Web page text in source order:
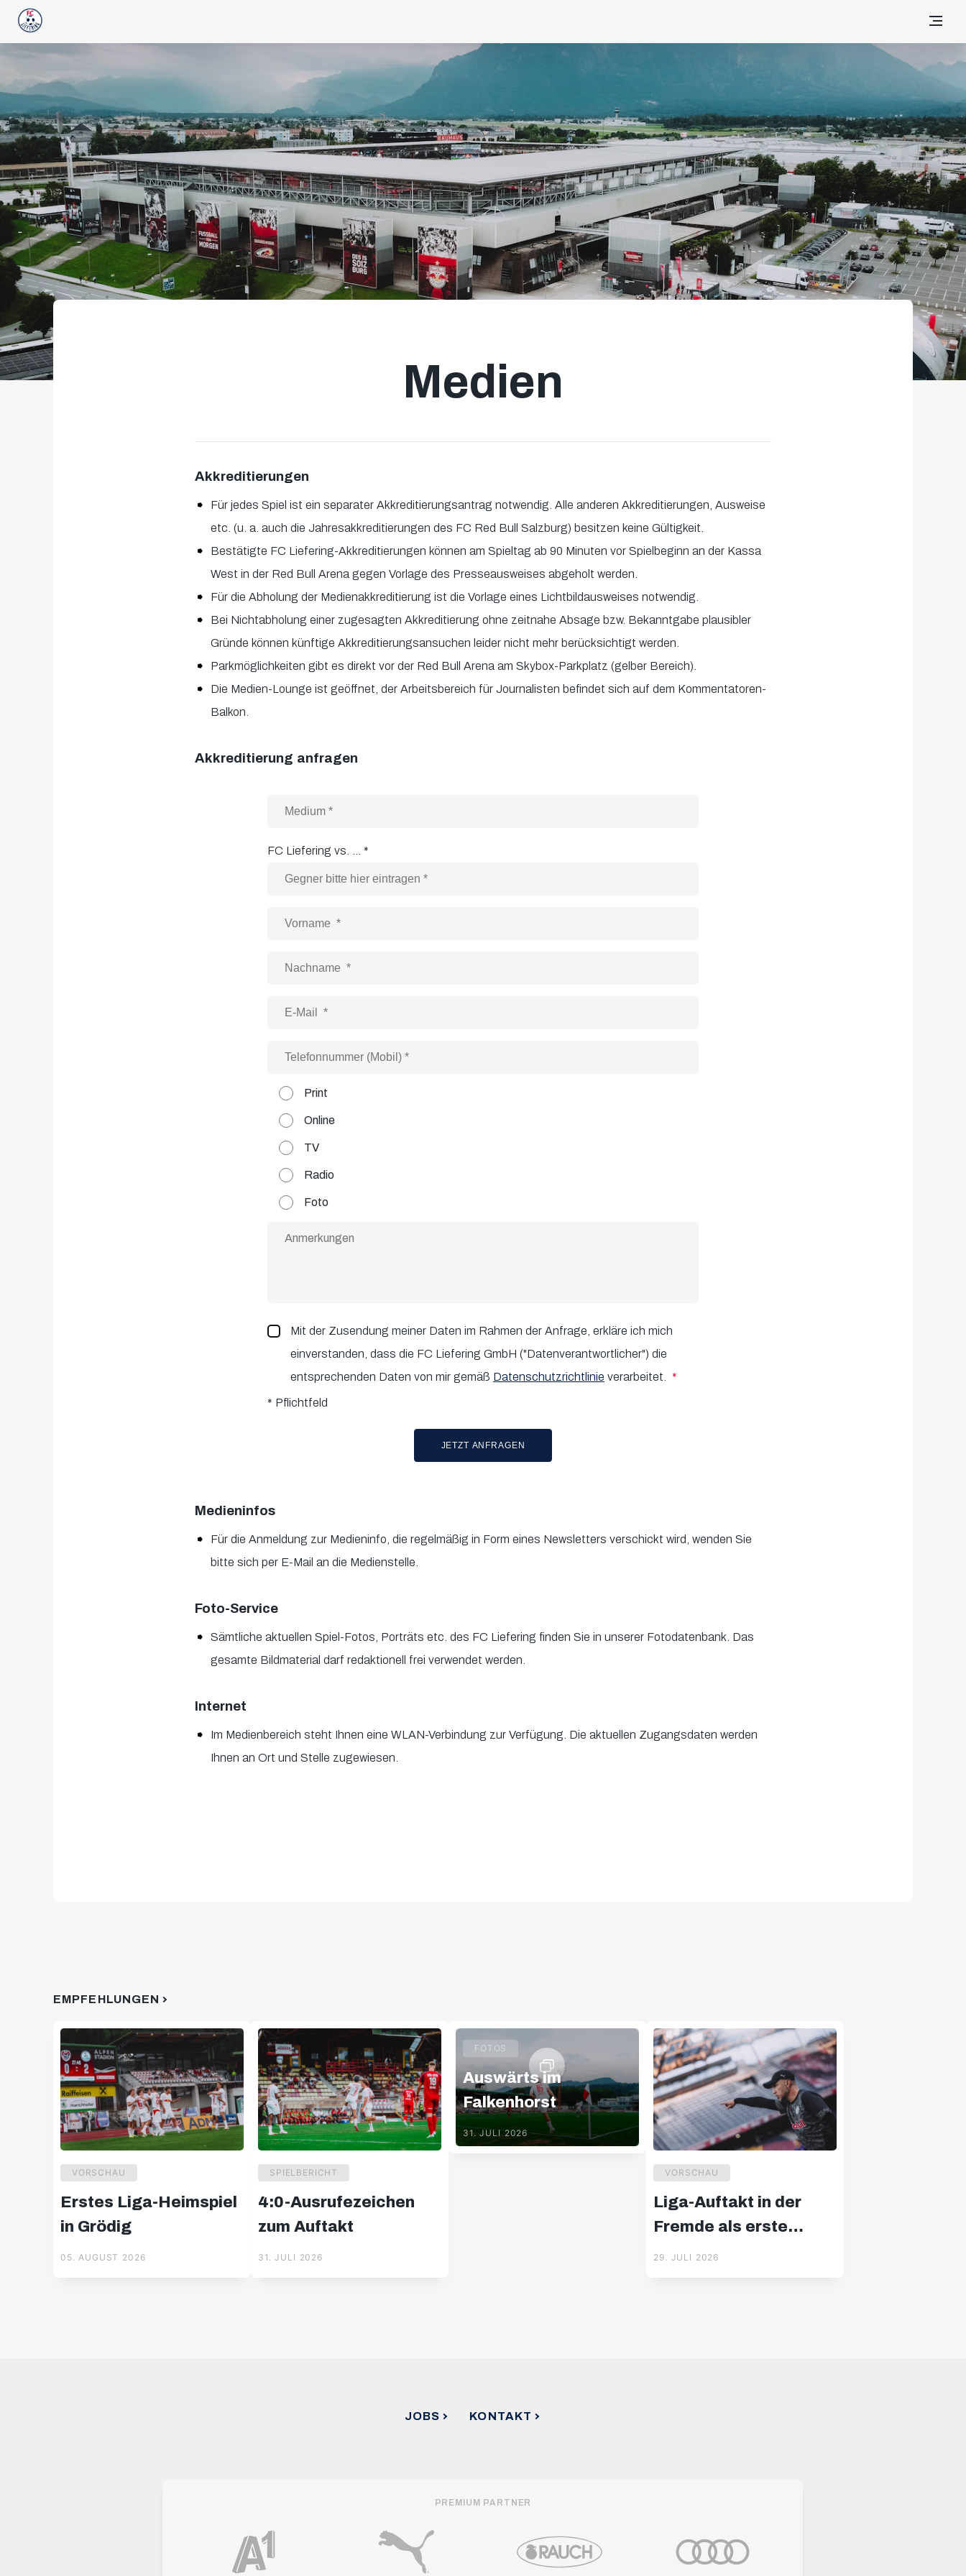
Medien
Akkreditierungen
Für jedes Spiel ist ein separater Akkreditierungsantrag notwendig. Alle anderen Akkreditierungen, Ausweise
etc. (u. a. auch die Jahresakkreditierungen des FC Red Bull Salzburg) besitzen keine Gültigkeit.
Bestätigte FC Liefering-Akkreditierungen können am Spieltag ab 90 Minuten vor Spielbeginn an der Kassa
West in der Red Bull Arena gegen Vorlage des Presseausweises abgeholt werden.
Für die Abholung der Medienakkreditierung ist die Vorlage eines Lichtbildausweises notwendig.
Bei Nichtabholung einer zugesagten Akkreditierung ohne zeitnahe Absage bzw. Bekanntgabe plausibler
Gründe können künftige Akkreditierungsansuchen leider nicht mehr berücksichtigt werden.
Parkmöglichkeiten gibt es direkt vor der Red Bull Arena am Skybox-Parkplatz (gelber Bereich).
Die Medien-Lounge ist geöffnet, der Arbeitsbereich für Journalisten befindet sich auf dem Kommentatoren-
Balkon.
Akkreditierung anfragen
FC Liefering vs. ... *
Print
Online
TV
Radio
Foto
Mit der Zusendung meiner Daten im Rahmen der Anfrage, erkläre ich mich
einverstanden, dass die FC Liefering GmbH ("Datenverantwortlicher") die
entsprechenden Daten von mir gemäß Datenschutzrichtlinie verarbeitet.
* Pflichtfeld
JETZT ANFRAGEN
Medieninfos
Für die Anmeldung zur Medieninfo, die regelmäßig in Form eines Newsletters verschickt wird, wenden Sie
bitte sich per E-Mail an die Medienstelle.
Foto-Service
Sämtliche aktuellen Spiel-Fotos, Porträts etc. des FC Liefering finden Sie in unserer Fotodatenbank. Das
gesamte Bildmaterial darf redaktionell frei verwendet werden.
Internet
Im Medienbereich steht Ihnen eine WLAN-Verbindung zur Verfügung. Die aktuellen Zugangsdaten werden
Ihnen an Ort und Stelle zugewiesen.
EMPFEHLUNGEN
VORSCHAU
Erstes Liga-Heimspiel
in Grödig
05. AUGUST 2026
SPIELBERICHT
4:0-Ausrufezeichen
zum Auftakt
31. JULI 2026
FOTOS
Auswärts im
Falkenhorst
31. JULI 2026
VORSCHAU
Liga-Auftakt in der
Fremde als erste
Reifeprüfung
29. JULI 2026
JOBS KONTAKT
PREMIUM PARTNER